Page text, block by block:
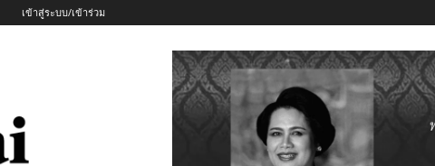
เข้าสู่ระบบ/เข้าร่วม